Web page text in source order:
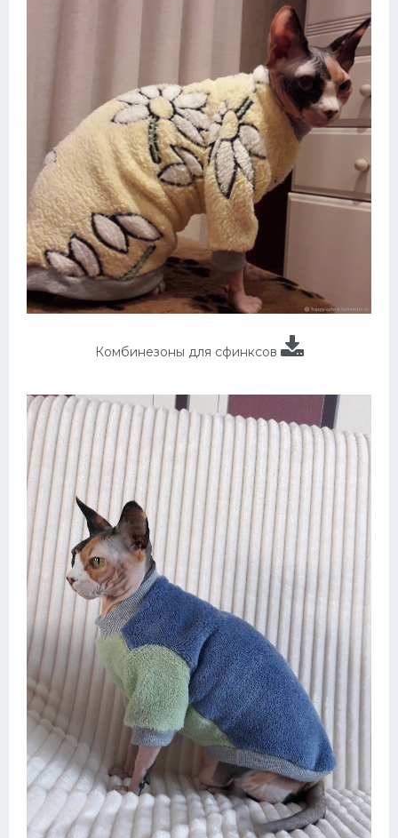
Комбинезоны для сфинксов